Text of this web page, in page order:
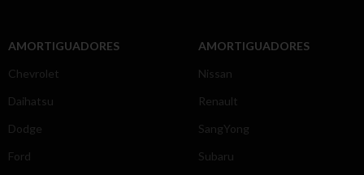
AMORTIGUADORES
Chevrolet
Daihatsu
Dodge
Ford
AMORTIGUADORES
Nissan
Renault
SangYong
Subaru